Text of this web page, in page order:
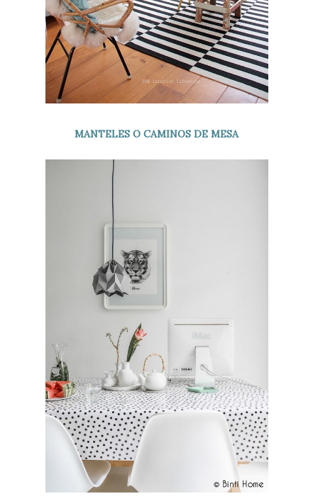
MANTELES O CAMINOS DE MESA